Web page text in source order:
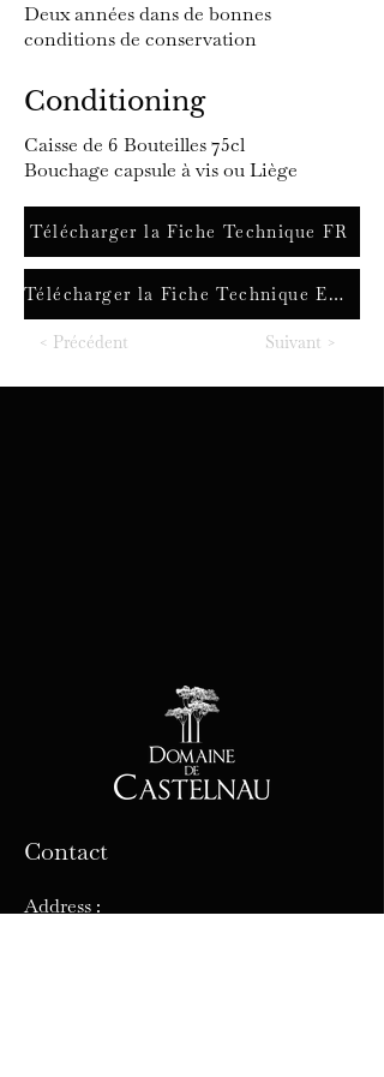
Deux années dans de bonnes
conditions de conservation
Conditioning
Caisse de 6 Bouteilles 75cl
Bouchage capsule à vis ou Liège
Télécharger la Fiche Technique FR
Télécharger la Fiche Technique ENG
< Précédent Suivant >
Contact
Address :